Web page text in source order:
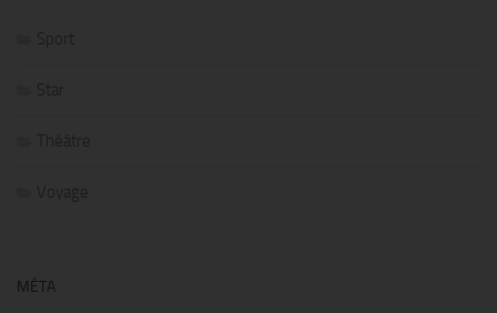
Sport
Star
Théâtre
Voyage
MÉTA